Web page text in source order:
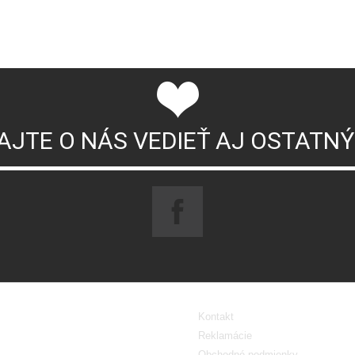
O NÁS VEDIEŤ AJ
Kontakt
Reklamácie